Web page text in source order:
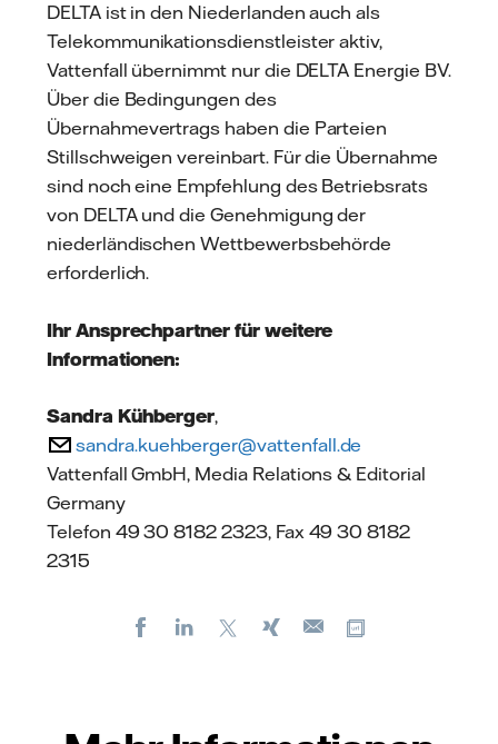
DELTA ist in den Niederlanden auch als
Telekommunikationsdienstleister aktiv,
Vattenfall übernimmt nur die DELTA Energie BV.
Über die Bedingungen des
Übernahmevertrags haben die Parteien
Stillschweigen vereinbart. Für die Übernahme
sind noch eine Empfehlung des Betriebsrats
von DELTA und die Genehmigung der
niederländischen Wettbewerbsbehörde
erforderlich.
Ihr Ansprechpartner für weitere
Informationen:
Sandra Kühberger,
sandra.kuehberger@vattenfall.de
Vattenfall GmbH, Media Relations & Editorial
Germany
Telefon 49 30 8182 2323, Fax 49 30 8182
2315
FacebookLinkedIn Xing
E-